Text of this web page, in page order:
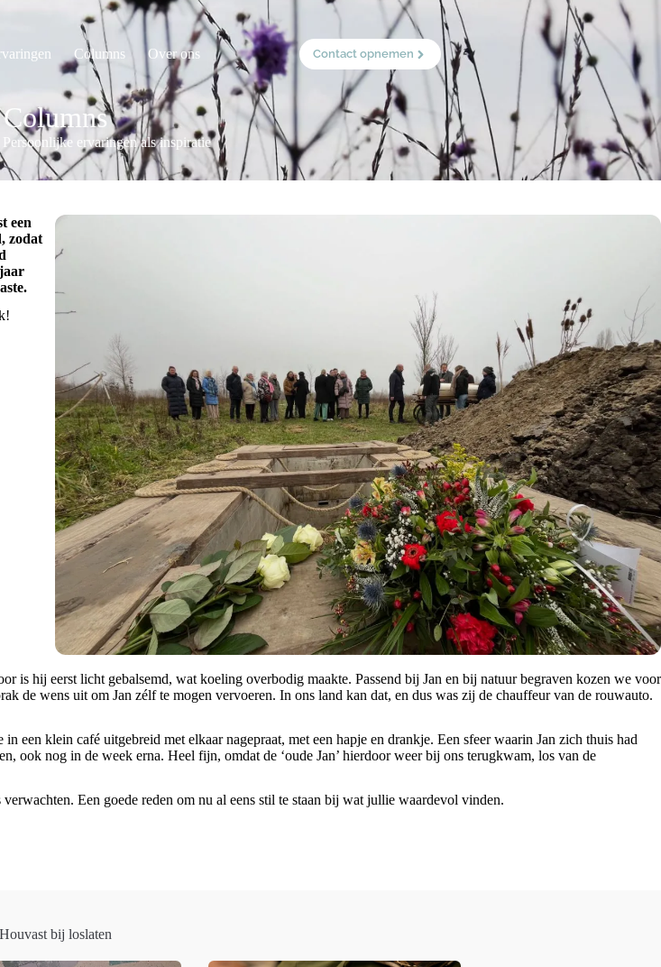
Columns Over ons Contact opnemen
Columns
Persoonlijke ervaringen als inspiratie
een
zodat
is hij eerst licht gebalsemd, wat koeling overbodig maakte. Passend bij Jan en bij natuur begraven kozen we voor
de wens uit om Jan zélf te mogen vervoeren. In ons land kan dat, en dus was zij de chauffeur van de rouwauto.
een klein café uitgebreid met elkaar nagepraat, met een hapje en drankje. Een sfeer waarin Jan zich thuis had
ook nog in de week erna. Heel fijn, omdat de ‘oude Jan’ hierdoor weer bij ons terugkwam, los van de
Een goede reden om nu al eens stil te staan bij wat jullie waardevol vinden.
Houvast bij loslaten